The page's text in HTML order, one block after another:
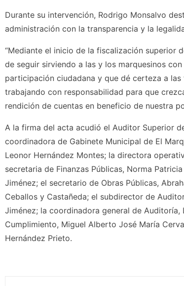
Durante su intervención, Rodrigo Monsalvo
administración con la transparencia y la
“Mediante el inicio de la fiscalización superior
de seguir sirviendo a las y los marquesinos
participación ciudadana y que dé certeza a
trabajando con responsabilidad para que
rendición de cuentas en beneficio de nuestra
A la firma del acta acudió el Auditor Superior
coordinadora de Gabinete Municipal de El
Leonor Hernández Montes; la directora
secretaria de Finanzas Públicas, Norma
Jiménez; el secretario de Obras Públicas,
Ceballos y Castañeda; el subdirector de
Jiménez; la coordinadora general de
Cumplimiento, Miguel Alberto José María
Hernández Prieto.